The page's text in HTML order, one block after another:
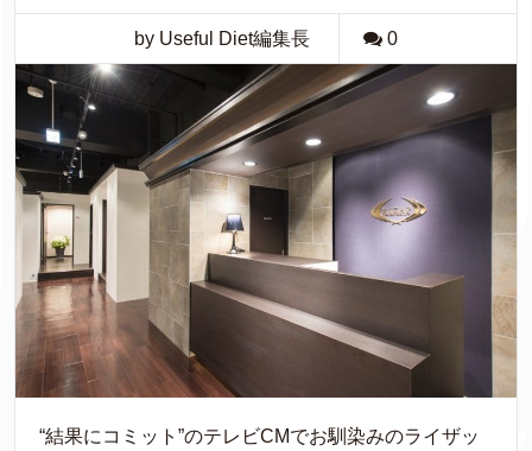
by Useful Diet編集長 0
“結果にコミット”のテレビCMでお馴染みのライザッ